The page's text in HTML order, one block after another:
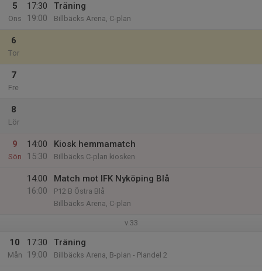
5
Ons
17:30
19:00
Träning
Billbäcks Arena, C-plan
6
Tor
7
Fre
8
Lör
9
Sön
14:00
15:30
Kiosk hemmamatch
Billbäcks C-plan kiosken
14:00
16:00
Match mot IFK Nyköping Blå
P12 B Östra Blå
Billbäcks Arena, C-plan
v.33
10
Mån
17:30
19:00
Träning
Billbäcks Arena, B-plan - Plandel 2